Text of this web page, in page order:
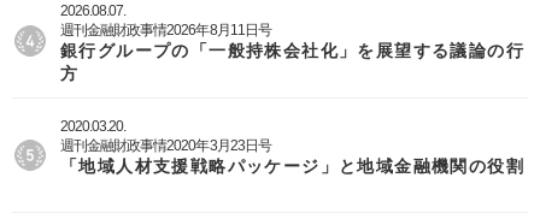
2026.08.07.
週刊金融財政事情2026年8月11日号
銀行グループの「一般持株会社化」を展望する議論の行
方
2020.03.20.
週刊金融財政事情2020年3月23日号
「地域人材支援戦略パッケージ」と地域金融機関の役割